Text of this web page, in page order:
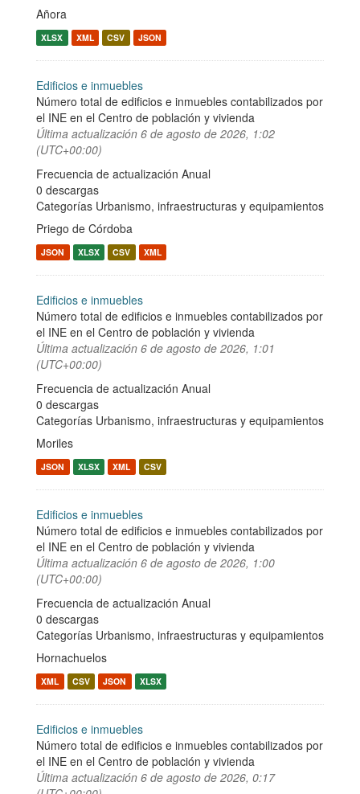
Añora
XLSX XML CSV JSON
Edificios e inmuebles
Número total de edificios e inmuebles contabilizados por
el INE en el Centro de población y vivienda
Última actualización 6 de agosto de 2026, 1:02
(UTC+00:00)
Frecuencia de actualización Anual
0 descargas
Categorías Urbanismo, infraestructuras y equipamientos
Priego de Córdoba
JSON XLSX CSV XML
Edificios e inmuebles
Número total de edificios e inmuebles contabilizados por
el INE en el Centro de población y vivienda
Última actualización 6 de agosto de 2026, 1:01
(UTC+00:00)
Frecuencia de actualización Anual
0 descargas
Categorías Urbanismo, infraestructuras y equipamientos
Moriles
JSON XLSX XML CSV
Edificios e inmuebles
Número total de edificios e inmuebles contabilizados por
el INE en el Centro de población y vivienda
Última actualización 6 de agosto de 2026, 1:00
(UTC+00:00)
Frecuencia de actualización Anual
0 descargas
Categorías Urbanismo, infraestructuras y equipamientos
Hornachuelos
XML CSV JSON XLSX
Edificios e inmuebles
Número total de edificios e inmuebles contabilizados por
el INE en el Centro de población y vivienda
Última actualización 6 de agosto de 2026, 0:17